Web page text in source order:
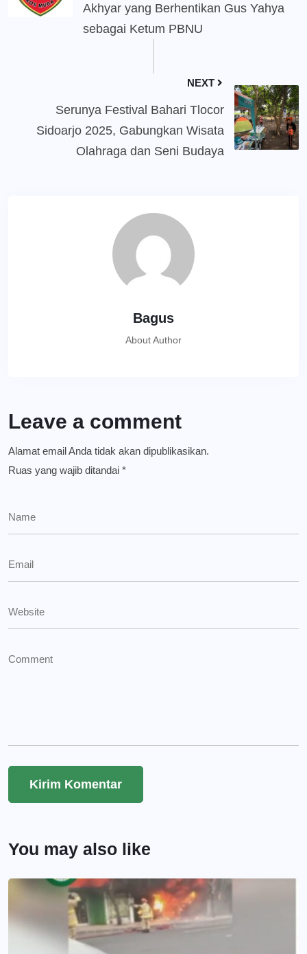
Akhyar yang Berhentikan Gus Yahya
sebagai Ketum PBNU
NEXT
Serunya Festival Bahari Tlocor
Sidoarjo 2025, Gabungkan Wisata
Olahraga dan Seni Budaya
Bagus
About Author
Leave a comment
Alamat email Anda tidak akan dipublikasikan.
Ruas yang wajib ditandai *
You may also like